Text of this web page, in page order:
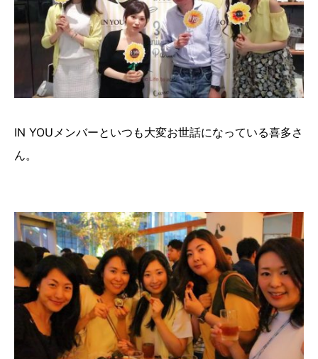
IN YOUメンバーといつも大変お世話になっている喜多さ
ん。